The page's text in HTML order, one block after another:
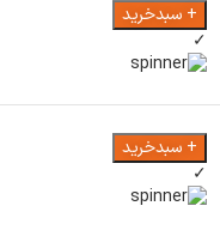
+ سبدخرید
✓
+ سبدخرید
✓